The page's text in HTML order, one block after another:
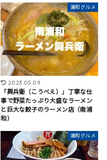
浦和グルメ
2023.05.09
「興兵衛（こうべえ）」丁寧な仕
事で野菜たっぷり大盛なラーメン
と巨大な餃子のラーメン店（南浦
和）
浦和グルメ